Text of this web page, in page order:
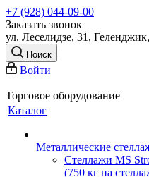
+7 (928) 044-09-00
Заказать звонок
ул. Леселидзе, 31,
Поиск
Войти
Торговое оборудование
Каталог
Металлические
Стеллажи MS
(750 кг на